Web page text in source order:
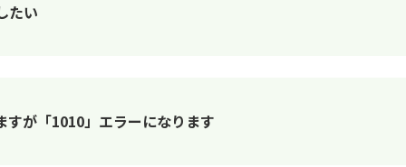
たい
が「1010」エラーになります